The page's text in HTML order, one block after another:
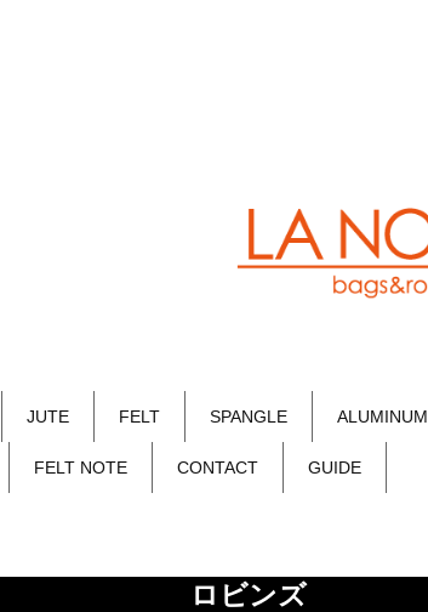
JUTE FELT SPANGLE ALUMINUM
FELT NOTE CONTACT GUIDE
ロビンズ